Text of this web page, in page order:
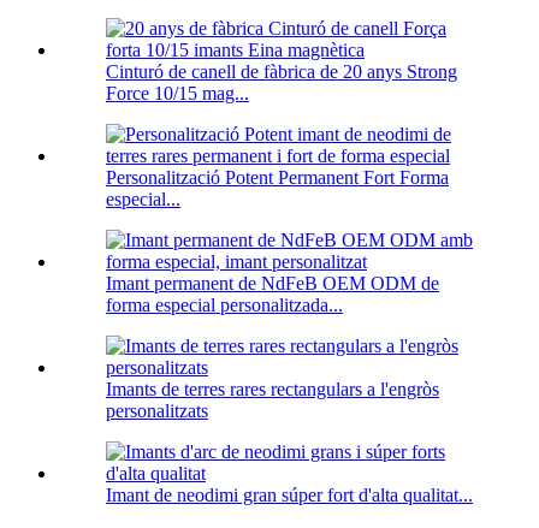
Cinturó de canell de fàbrica de 20 anys Strong
Force 10/15 mag...
Personalització Potent Permanent Fort Forma
especial...
Imant permanent de NdFeB OEM ODM de
forma especial personalitzada...
Imants de terres rares rectangulars a l'engròs
personalitzats
Imant de neodimi gran súper fort d'alta qualitat...